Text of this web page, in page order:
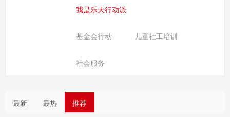
我是乐天行动派
基金会行动 儿童社工培训
社会服务
最新 最热 推荐